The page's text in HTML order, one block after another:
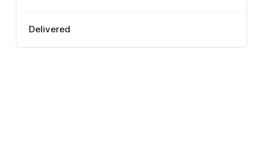
Delivered